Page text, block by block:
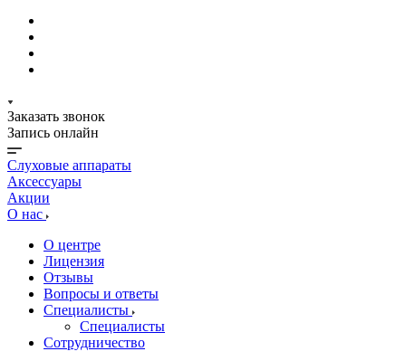
Заказать звонок
Запись онлайн
Слуховые аппараты
Аксессуары
Акции
О нас
О центре
Лицензия
Отзывы
Вопросы и ответы
Специалисты
Специалисты
Сотрудничество